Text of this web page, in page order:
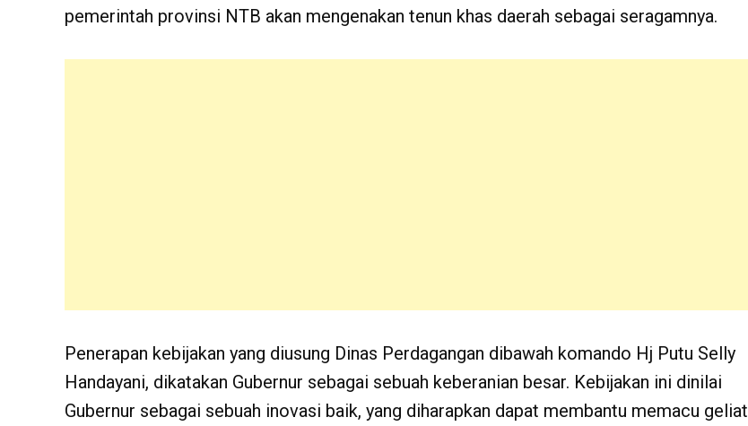
pemerintah provinsi NTB akan mengenakan tenun khas daerah sebagai seragamnya.
Penerapan kebijakan yang diusung Dinas Perdagangan dibawah komando Hj Putu Selly
Handayani, dikatakan Gubernur sebagai sebuah keberanian besar. Kebijakan ini dinilai
Gubernur sebagai sebuah inovasi baik, yang diharapkan dapat membantu memacu geliat